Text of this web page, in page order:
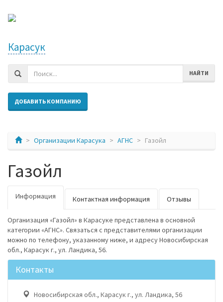
Карасук
НАЙТИ
ДОБАВИТЬ КОМПАНИЮ
Организации Карасука АГНС Газойл
Газойл
Информация Контактная информация Отзывы
Организация «Газойл» в Карасуке представлена в основной
категории «АГНС». Связаться с представителями организации
можно по телефону, указанному ниже, и адресу Новосибирская
обл., Карасук г., ул. Ландика, 56.
Контакты
Новосибирская обл., Карасук г., ул. Ландика, 56